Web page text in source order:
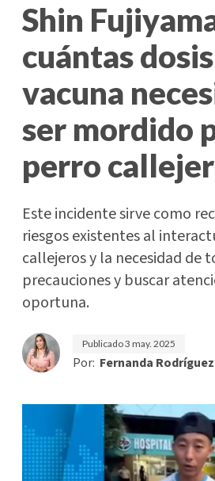
Shin
cuántas
vacuna
ser mordido
perro
Este incidente sirve como
riesgos existentes al
callejeros y la necesidad de
precauciones y buscar
oportuna.
Publicado3 may. 2025
Por: Fernanda Rodríguez